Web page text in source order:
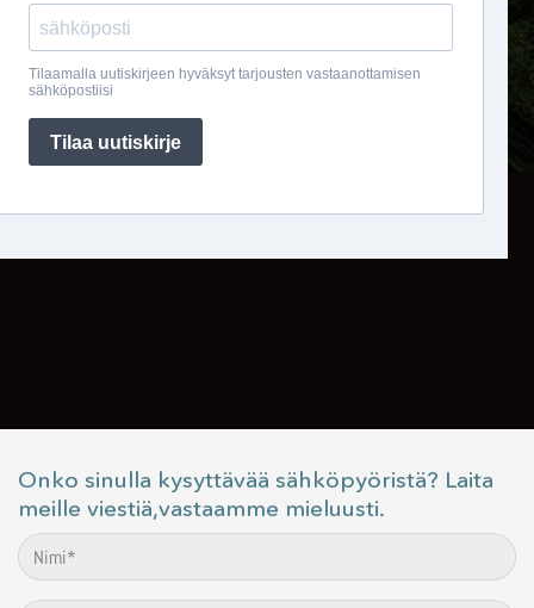
Onko sinulla kysyttävää sähköpyöristä? Laita
meille viestiä,vastaamme mieluusti.